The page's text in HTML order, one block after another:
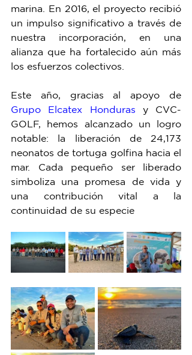
marina. En 2016, el proyecto recibió
un impulso significativo a través de
nuestra incorporación, en una
alianza que ha fortalecido aún más
los esfuerzos colectivos.
Grupo Elcatex Honduras y CVC-
GOLF, hemos alcanzado un logro
notable: la liberación de 24,173
neonatos de tortuga golfina hacia el
mar. Cada pequeño ser liberado
simboliza una promesa de vida y
una contribución vital a la
continuidad de su especie